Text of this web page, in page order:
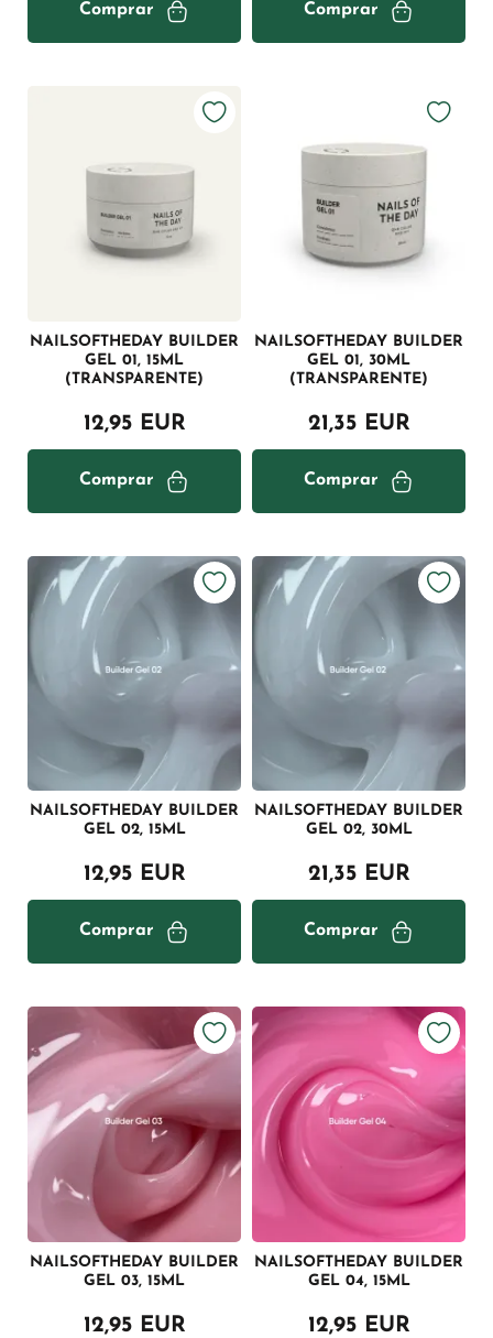
Comprar Comprar
NAILSOFTHEDAY BUILDER
GEL 01, 15ML
(TRANSPARENTE)
12,95 EUR
Comprar
NAILSOFTHEDAY BUILDER
GEL 01, 30ML
(TRANSPARENTE)
21,35 EUR
Comprar
NAILSOFTHEDAY BUILDER
GEL 02, 15ML
12,95 EUR
Comprar
NAILSOFTHEDAY BUILDER
GEL 02, 30ML
21,35 EUR
Comprar
NAILSOFTHEDAY BUILDER
GEL 03, 15ML
12,95 EUR
NAILSOFTHEDAY BUILDER
GEL 04, 15ML
12,95 EUR